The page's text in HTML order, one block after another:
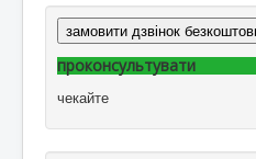
замовити дзвінок
проконсультувати
чекайте